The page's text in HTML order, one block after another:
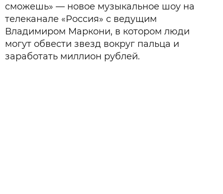
сможешь» — новое музыкальное шоу на
телеканале «Россия» с ведущим
Владимиром Маркони, в котором люди
могут обвести звезд вокруг пальца и
заработать миллион рублей.